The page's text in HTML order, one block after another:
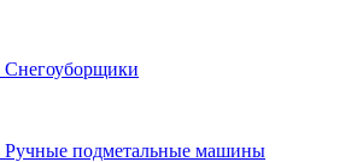
Снегоуборщики
Ручные подметальные машины